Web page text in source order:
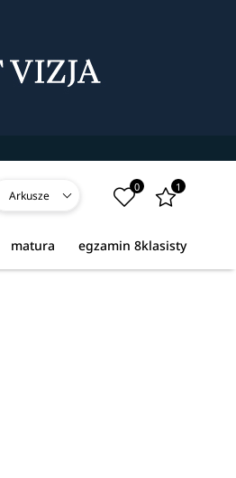
Arkusze
0 1
egzamin 8klasisty
matura